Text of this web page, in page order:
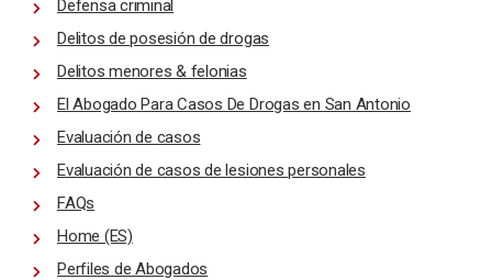
Defensa criminal
Delitos de posesión de drogas
Delitos menores & felonias
El Abogado Para Casos De Drogas en San Antonio
Evaluación de casos
Evaluación de casos de lesiones personales
FAQs
Home (ES)
Perfiles de Abogados